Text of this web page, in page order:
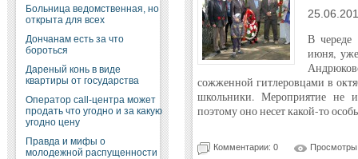
Больница ведомственная, но
открыта для всех
Дончанам есть за что
бороться
Дареный конь в виде
квартиры от государства
Оператор call-центра может
продать что угодно и за какую
угодно цену
Правда и мифы о
молодежной распущенности
В череде
июня,
сожженной гитлеровцами в
школьники. Мероприятие не
поэтому оно несет какой-то
Комментарии: 0